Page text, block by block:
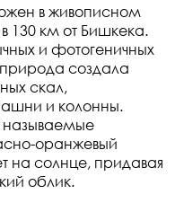
в живописном
км от Бишкека.
и фотогеничных
создала
скал,
и колонны.
называемые
оранжевый
на солнце, придавая
облик.